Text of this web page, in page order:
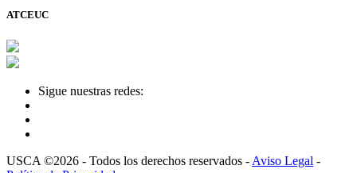
ATCEUC
Sigue nuestras redes:
USCA ©2026 - Todos los derechos reservados - Aviso Legal -